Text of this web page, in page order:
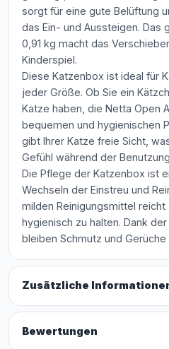
sorgt für eine gute Belüftung
das Ein- und Aussteigen. Das
0,91 kg macht das
Kinderspiel.
Diese Katzenbox ist ideal für
jeder Größe. Ob Sie ein
Katze haben, die Netta Open
bequemen und hygienischen
gibt Ihrer Katze freie Sicht,
Gefühl während der
Die Pflege der Katzenbox ist
Wechseln der Einstreu und
milden Reinigungsmittel reicht
hygienisch zu halten. Dank
bleiben Schmutz und Gerüche
Zusätzliche
Bewertungen